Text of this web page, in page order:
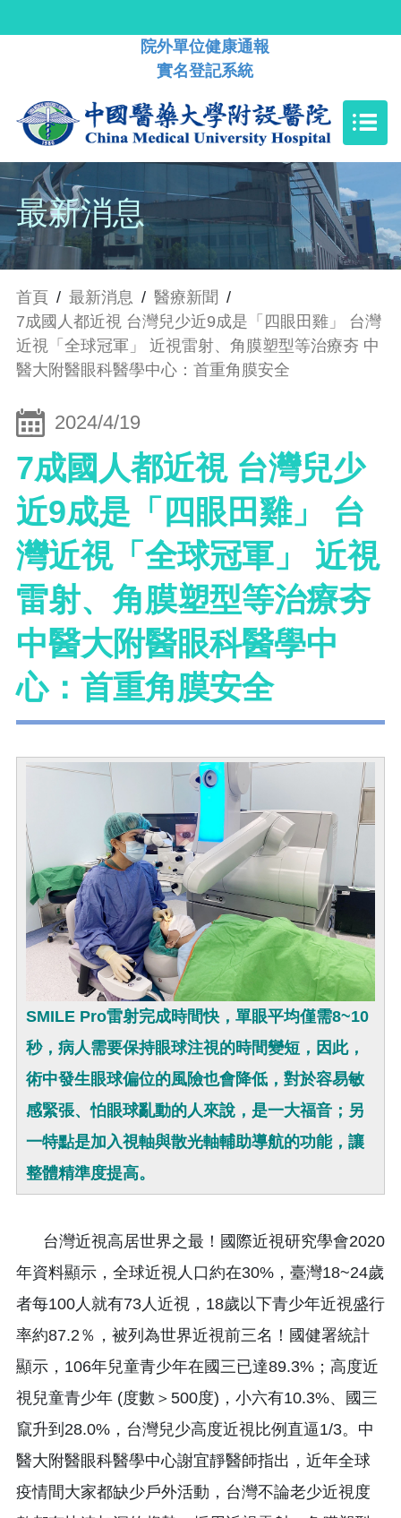
院外單位健康通報
實名登記系統
最新消息
首頁 / 最新消息 / 醫療新聞 /
7成國人都近視 台灣兒少近9成是「四眼田雞」 台灣
近視「全球冠軍」 近視雷射、角膜塑型等治療夯 中
醫大附醫眼科醫學中心：首重角膜安全
2024/4/19
7成國人都近視 台灣兒少
近9成是「四眼田雞」 台
灣近視「全球冠軍」 近視
雷射、角膜塑型等治療夯
中醫大附醫眼科醫學中
心：首重角膜安全
SMILE Pro雷射完成時間快，單眼平均僅需8~10
秒，病人需要保持眼球注視的時間變短，因此，
術中發生眼球偏位的風險也會降低，對於容易敏
感緊張、怕眼球亂動的人來說，是一大福音；另
一特點是加入視軸與散光軸輔助導航的功能，讓
整體精準度提高。
台灣近視高居世界之最！國際近視研究學會2020
年資料顯示，全球近視人口約在30%，臺灣18~24歲
者每100人就有73人近視，18歲以下青少年近視盛行
率約87.2％，被列為世界近視前三名！國健署統計
顯示，106年兒童青少年在國三已達89.3%；高度近
視兒童青少年 (度數＞500度)，小六有10.3%、國三
竄升到28.0%，台灣兒少高度近視比例直逼1/3。中
醫大附醫眼科醫學中心謝宜靜醫師指出，近年全球
疫情間大家都缺少戶外活動，台灣不論老少近視度